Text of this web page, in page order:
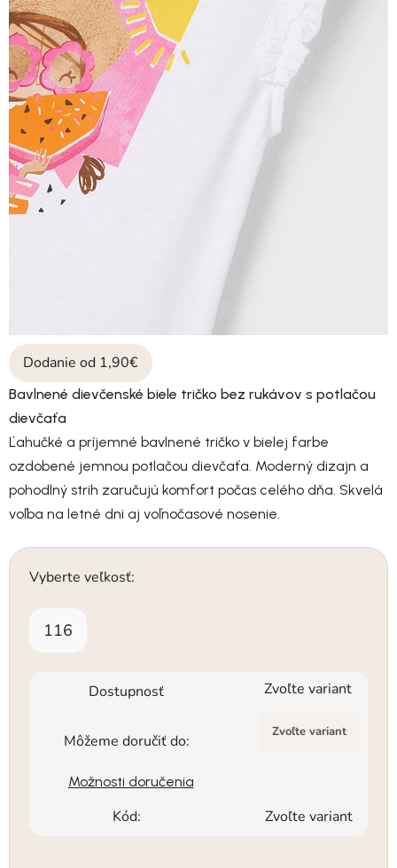
Dodanie od 1,90€
Bavlnené dievčenské biele tričko bez rukávov s potlačou
dievčaťa
Ľahučké a príjemné bavlnené tričko v bielej farbe
ozdobené jemnou potlačou dievčaťa. Moderný dizajn a
pohodlný strih zaručujú komfort počas celého dňa. Skvelá
voľba na letné dni aj voľnočasové nosenie.
Vyberte veľkosť:
116
Dostupnosť Zvoľte variant
Môžeme doručiť do: Zvoľte variant
Možnosti doručenia
Kód: Zvoľte variant